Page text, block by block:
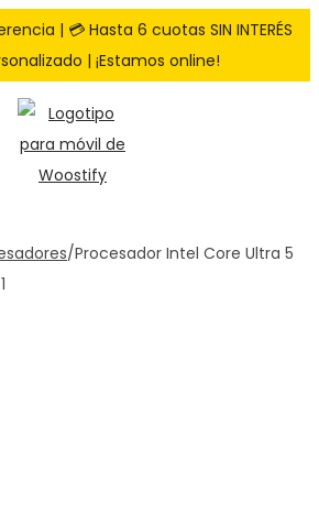
| 💳 Hasta 6 cuotas SIN INTERÉS
| ¡Estamos online!
/Procesador Intel Core Ultra 5